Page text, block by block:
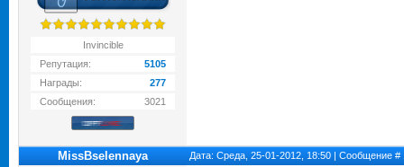
Invincible
Репутация:
5105
Награды:
277
Сообщения:
3021
MissBselennaya Дата: Среда, 25-01-2012, 18:50 | Сообщение #